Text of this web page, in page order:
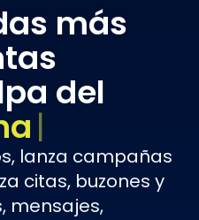
más
del
co
lanza campañas
citas, buzones y
mensajes,